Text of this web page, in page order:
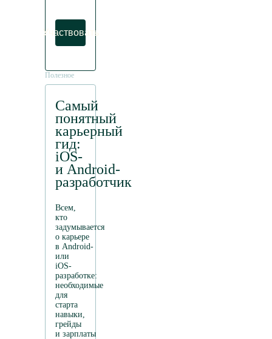
Участвовать
Полезное
Самый
понятный
карьерный
гид:
iOS-
и Android-
разработчик
Всем,
кто
задумывается
о карьере
в Android-
или
iOS-
разработке:
необходимые
для
старта
навыки,
грейды
и зарплаты